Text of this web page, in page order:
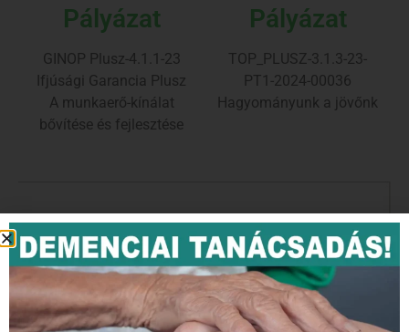
Pályázat
GINOP Plusz-4.1.1-23
Ifjúsági Garancia Plusz
A munkaerő-kínálat
bővítése és fejlesztése
Pályázat
TOP_PLUSZ-3.1.3-23-
PT1-2024-00036
Hagyományunk a jövőnk